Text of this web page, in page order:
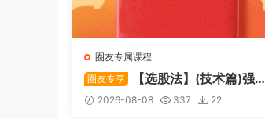
圈友专属课程
圈友专享
【选股法】(技术篇)强势
个股选股法操作理念、策略与工
2026-08-08 337 22